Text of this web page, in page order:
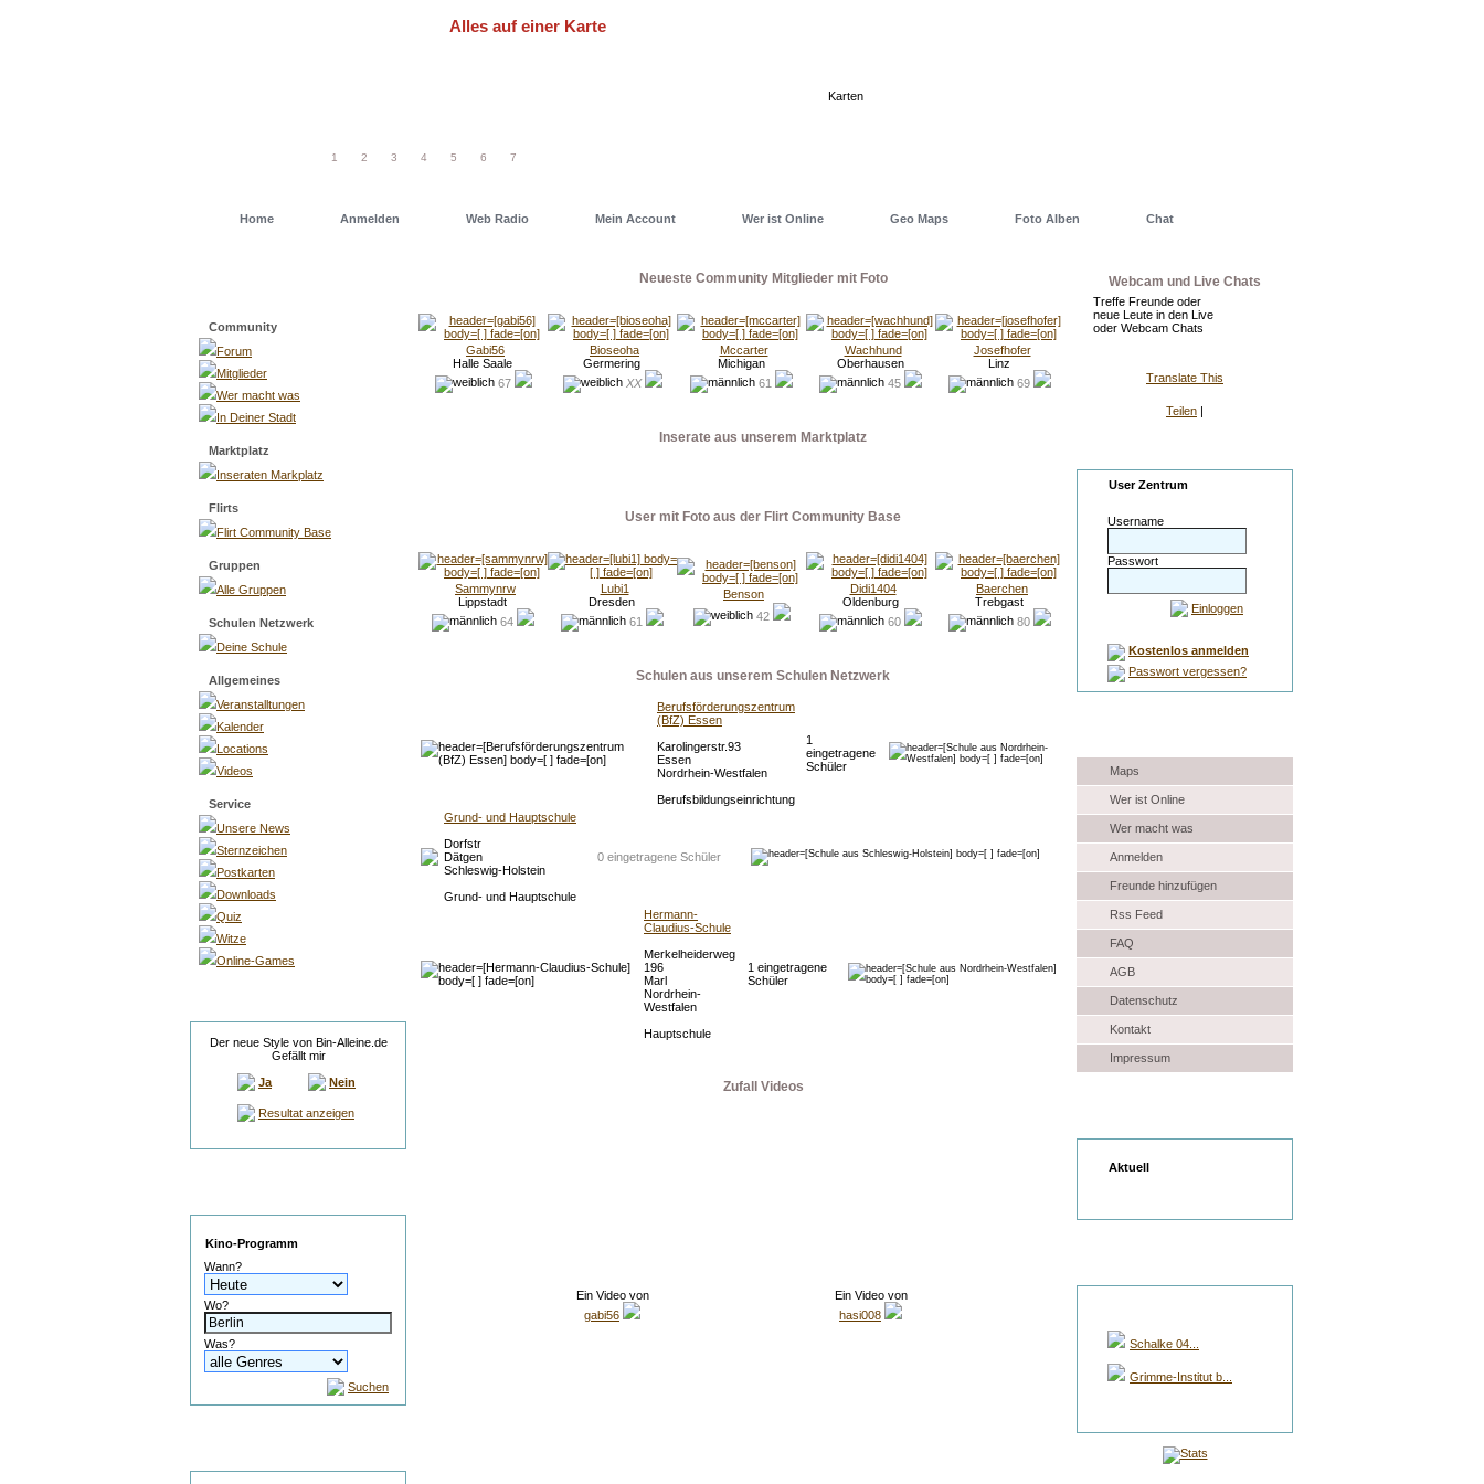
Alles auf einer Karte
Karten
1 2 3 4 5 6 7
Home Anmelden Web Radio Mein Account Wer ist Online Geo Maps Foto Alben Chat
Community
Forum
Mitglieder
Wer macht was
In Deiner Stadt
Marktplatz
Inseraten Markplatz
Flirts
Flirt Community Base
Gruppen
Alle Gruppen
Schulen Netzwerk
Deine Schule
Allgemeines
Veranstalltungen
Kalender
Locations
Videos
Service
Unsere News
Sternzeichen
Postkarten
Downloads
Quiz
Witze
Online-Games
Der neue Style von Bin-Alleine.de
Gefällt mir
Ja
Nein
Resultat anzeigen
Kino-Programm
Wann?
Wo?
Was?
Suchen
Neueste Community Mitglieder mit Foto
Gabi56
Halle Saale
67
Bioseoha
Germering
XX
Mccarter
Michigan
61
Wachhund
Oberhausen
45
Josefhofer
Linz
69
Inserate aus unserem Marktplatz
User mit Foto aus der Flirt Community Base
Sammynrw
Lippstadt
64
Lubi1
Dresden
61
Benson
42
Didi1404
Oldenburg
60
Baerchen
Trebgast
80
Schulen aus unserem Schulen Netzwerk
Berufsförderungszentrum
(BfZ) Essen
Karolingerstr.93
Essen
Nordrhein-Westfalen
Berufsbildungseinrichtung
1
eingetragene
Schüler
Grund- und Hauptschule
Dorfstr
Dätgen
Schleswig-Holstein
Grund- und Hauptschule
0 eingetragene Schüler
Hermann-
Claudius-Schule
Merkelheiderweg
196
Marl
Nordrhein-
Westfalen
Hauptschule
1 eingetragene
Schüler
Zufall Videos
Ein Video von
gabi56
Ein Video von
hasi008
Webcam und Live Chats
Treffe Freunde oder
neue Leute in den Live
oder Webcam Chats
Translate This
Teilen |
User Zentrum
Username
Passwort
Einloggen
Kostenlos anmelden
Passwort vergessen?
Maps
Wer ist Online
Wer macht was
Anmelden
Freunde hinzufügen
Rss Feed
FAQ
AGB
Datenschutz
Kontakt
Impressum
Aktuell
Schalke 04...
Grimme-Institut b...